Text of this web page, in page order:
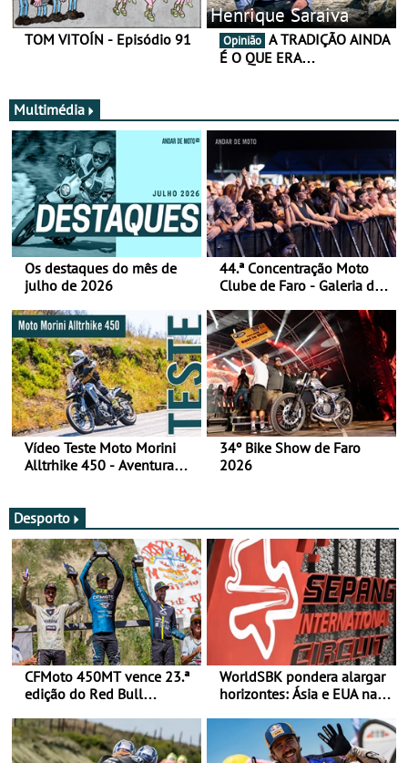
TOM VITOÍN - Episódio 91
Henrique Saraiva
Opinião
É O QUE ERA…
Multimédia
Os destaques do mês de
julho de 2026
44.ª Concentração Moto
Clube de Faro - Galeria de
Vídeo Teste Moto Morini
Alltrhike 450 - Aventura
34º Bike Show de Faro
2026
Desporto
CFMoto 450MT vence 23.ª
edição do Red Bull
Categorias Adventure -
Vitória na Ultimate, Core e
WorldSBK pondera alargar
horizontes: Ásia e EUA na